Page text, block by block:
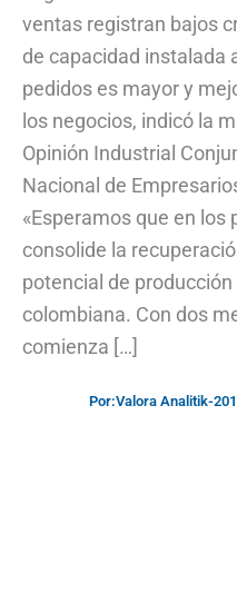
ventas registran bajos
de capacidad instalada
pedidos es mayor y
los negocios, indicó la
Opinión Industrial
Nacional de
«Esperamos que en los
consolide la
potencial de
colombiana. Con dos
comienza […]
Por:Valora Analitik-